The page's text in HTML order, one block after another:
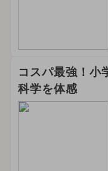
コスパ最強！小
科学を体感